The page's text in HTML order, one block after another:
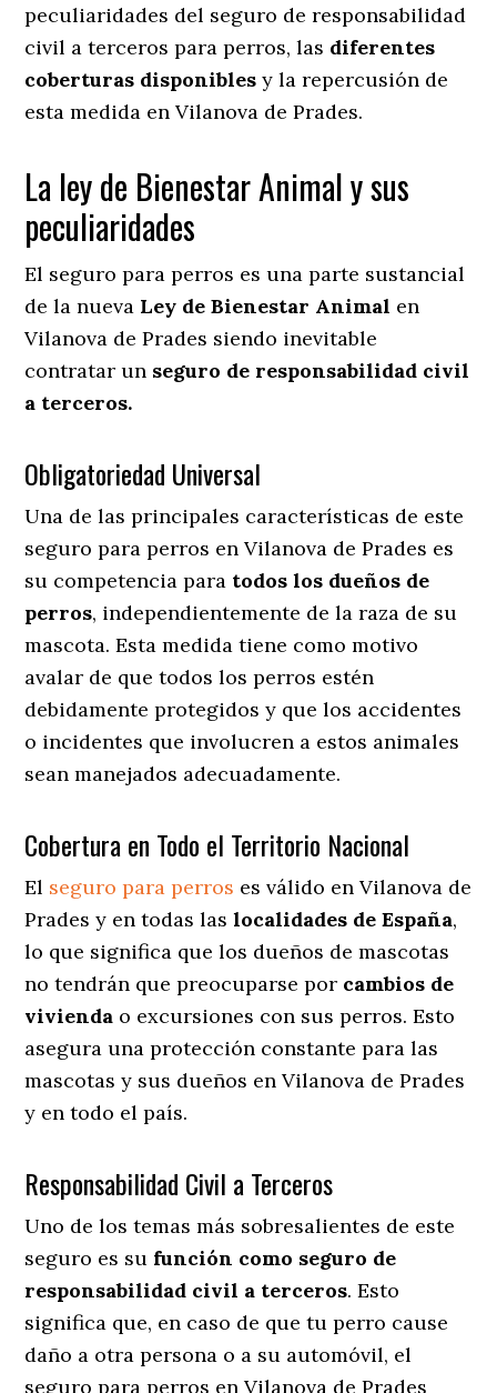
peculiaridades del seguro de responsabilidad
civil a terceros para perros, las diferentes
coberturas disponibles y la repercusión de
esta medida en Vilanova de Prades.
La ley de Bienestar Animal y sus
peculiaridades
El seguro para perros es una parte sustancial
de la nueva Ley de Bienestar Animal en
Vilanova de Prades siendo inevitable
contratar un seguro de responsabilidad civil
a terceros.
Obligatoriedad Universal
Una de las principales características de este
seguro para perros en Vilanova de Prades es
su competencia para todos los dueños de
perros, independientemente de la raza de su
mascota. Esta medida tiene como motivo
avalar de que todos los perros estén
debidamente protegidos y que los accidentes
o incidentes que involucren a estos animales
sean manejados adecuadamente.
Cobertura en Todo el Territorio Nacional
El seguro para perros es válido en Vilanova de
Prades y en todas laslocalidades de España,
lo que significa que los dueños de mascotas
no tendrán que preocuparse por cambios de
vivienda o excursiones con sus perros. Esto
asegura una protección constante para las
mascotas y sus dueños en Vilanova de Prades
y en todo el país.
Responsabilidad Civil a Terceros
Uno de los temas más sobresalientes de este
seguro es su función como seguro de
responsabilidad civil a terceros. Esto
significa que, en caso de que tu perro cause
daño a otra persona o a su automóvil, el
seguro para perros en Vilanova de Prades